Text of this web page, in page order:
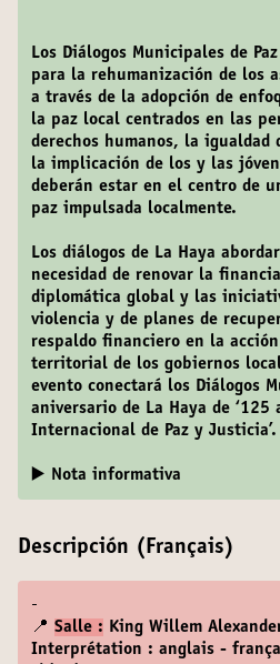
Los Diálogos Municipales de
para la rehumanización de los
a través de la adopción de
la paz local centrados en las
derechos humanos, la igualdad
la implicación de los y las
deberán estar en el centro de
paz impulsada localmente.
Los diálogos de La Haya
necesidad de renovar la
diplomática global y las
violencia y de planes de
respaldo financiero en la
territorial de los gobiernos
evento conectará los Diálogos
aniversario de La Haya de ‘125
Internacional de Paz y Justicia’.
▶️ Nota informativa
Descripción (Français)
-
📍 Salle : King Willem
Interprétation : anglais -